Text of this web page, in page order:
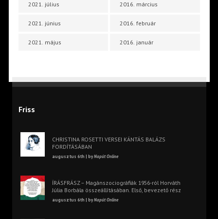
2021. július
2021. június
2021. május
2016. március
2016. február
2016. január
Friss
CHRISTINA ROSETTI VERSEI KÁNTÁS BALÁZS
FORDÍTÁSÁBAN
augusztus 6th | byNapút Online
ÍRÁSFRÁSZ – Magánszociográfiák 1956-ról Horváth
Júlia Borbála összeállításában. Első, bevezető rész
augusztus 6th | byNapút Online